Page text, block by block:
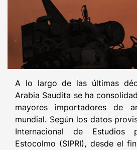
A lo largo de las últimas
Arabia Saudita se ha
mayores importadores de
mundial. Según los datos
Internacional de
Estocolmo (SIPRI), desde el